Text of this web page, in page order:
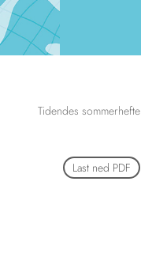
Tidendes sommerhefte
Last ned PDF